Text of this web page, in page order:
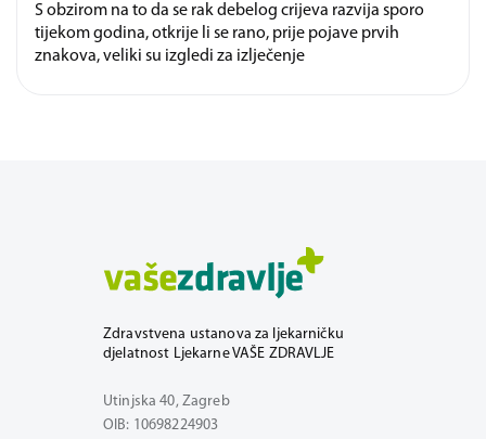
S obzirom na to da se rak debelog crijeva razvija sporo
tijekom godina, otkrije li se rano, prije pojave prvih
znakova, veliki su izgledi za izlječenje
Zdravstvena ustanova za ljekarničku
djelatnost Ljekarne VAŠE ZDRAVLJE
Utinjska 40, Zagreb
OIB: 10698224903